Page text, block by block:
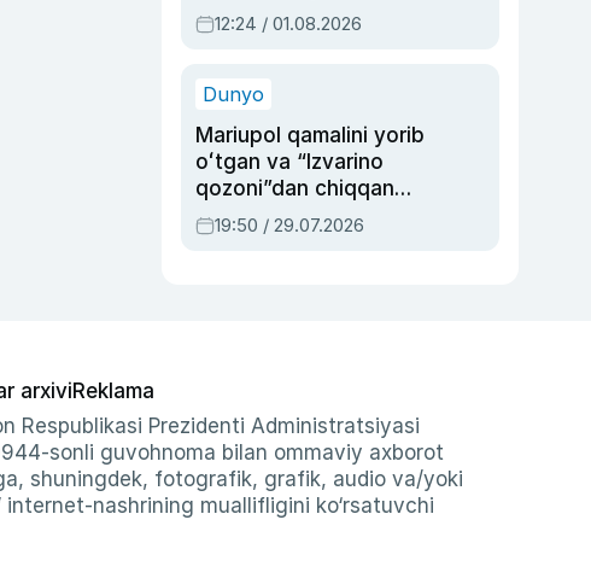
Oripovni siyosiy
ayblovlardan asrab
12:24 / 01.08.2026
Dunyo
Mariupol qamalini yorib
oʻtgan va “Izvarino
qozoni”dan chiqqan
qahramon — Ukraina
armiyasi bosh
19:50 / 29.07.2026
arxiviReklama
Respublikasi Prezidenti Administratsiyasi
sonli guvohnoma bilan ommaviy axborot
shuningdek, fotografik, grafik, audio va/yoki
nashrining muallifligini ko‘rsatuvchi